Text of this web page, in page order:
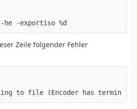
-exportiso %d
Zeile folgender Fehler
to file (Encoder has